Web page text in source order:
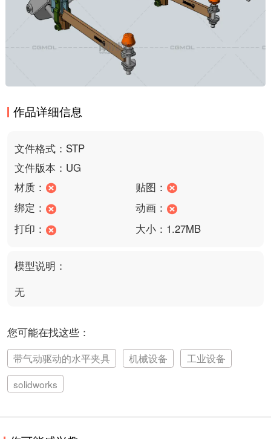
作品详细信息
文件格式：STP
文件版本：UG
材质：
贴图：
绑定：
动画：
打印：
大小：1.27MB
模型说明：
无
您可能在找这些：
带气动驱动的水平夹具 机械设备
工业设备
solidworks